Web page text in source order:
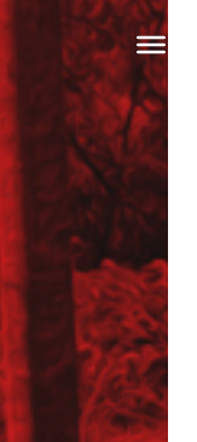
lecie TERGON
M)
TERGON